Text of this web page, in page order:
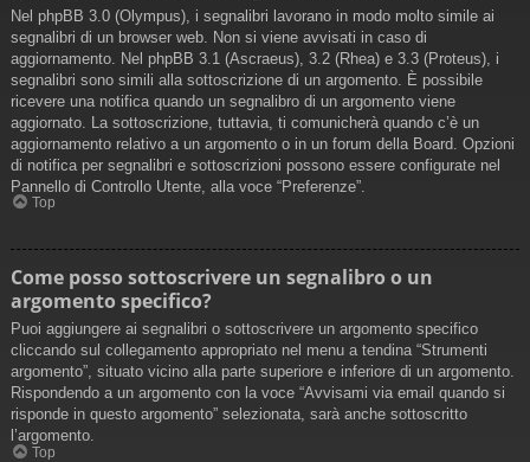
Nel phpBB 3.0 (Olympus), i segnalibri lavorano in modo molto simile ai
segnalibri di un browser web. Non si viene avvisati in caso di
aggiornamento. Nel phpBB 3.1 (Ascraeus), 3.2 (Rhea) e 3.3 (Proteus), i
segnalibri sono simili alla sottoscrizione di un argomento. È possibile
ricevere una notifica quando un segnalibro di un argomento viene
aggiornato. La sottoscrizione, tuttavia, ti comunicherà quando c’è un
aggiornamento relativo a un argomento o in un forum della Board. Opzioni
di notifica per segnalibri e sottoscrizioni possono essere configurate nel
Pannello di Controllo Utente, alla voce “Preferenze”.
Top
Come posso sottoscrivere un segnalibro o un
argomento specifico?
Puoi aggiungere ai segnalibri o sottoscrivere un argomento specifico
cliccando sul collegamento appropriato nel menu a tendina “Strumenti
argomento”, situato vicino alla parte superiore e inferiore di un argomento.
Rispondendo a un argomento con la voce “Avvisami via email quando si
risponde in questo argomento” selezionata, sarà anche sottoscritto
l’argomento.
Top